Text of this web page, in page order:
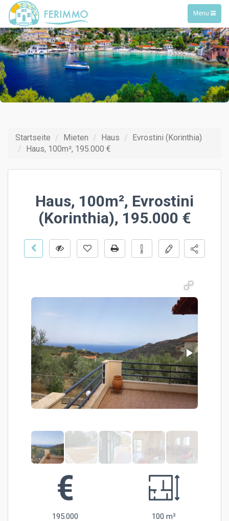
Toggle
navigation
Menu
Startseite Mieten Haus
Evrostini (Korinthia)
Haus, 100m², 195.000 €
Haus, 100m², Evrostini
(Korinthia), 195.000 €
195.000 100 m²